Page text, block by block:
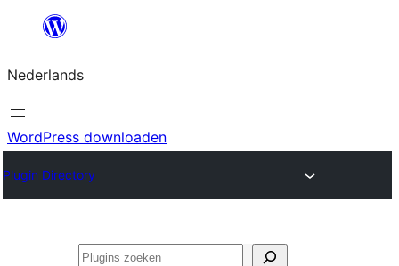
de
inhoud
Nederlands
WordPress downloaden
Plugin Directory
Zoeken